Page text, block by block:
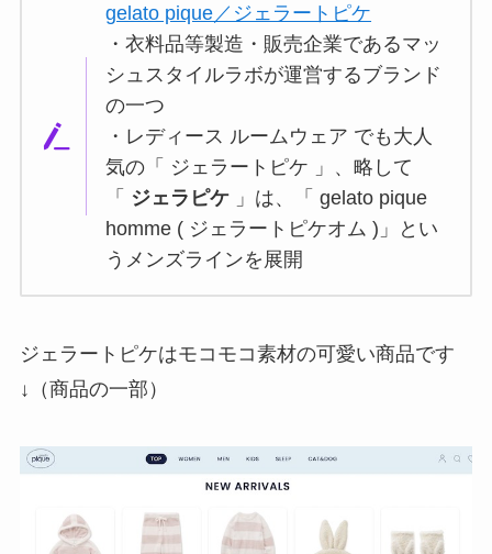
gelato pique／ジェラートピケ
・衣料品等製造・販売企業であるマッ
シュスタイルラボが運営するブランド
の一つ
・レディース ルームウェア でも大人
気の「 ジェラートピケ 」、略して
「 ジェラピケ 」は、「 gelato pique
homme ( ジェラートピケオム )」とい
うメンズラインを展開
ジェラートピケはモコモコ素材の可愛い商品です
↓（商品の一部）